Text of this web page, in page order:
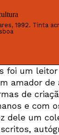
1992. Tinta
foi um
amador de
de
e com
dele um